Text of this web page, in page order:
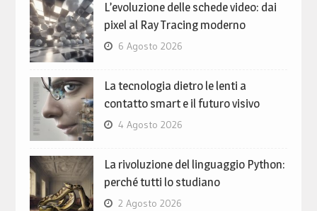
L’evoluzione delle schede video: dai
pixel al Ray Tracing moderno
6 Agosto 2026
La tecnologia dietro le lenti a
contatto smart e il futuro visivo
4 Agosto 2026
La rivoluzione del linguaggio Python:
perché tutti lo studiano
2 Agosto 2026